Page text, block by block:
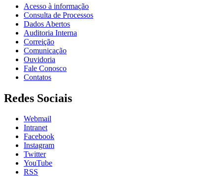
Acesso à informação
Consulta de Processos
Dados Abertos
Auditoria Interna
Correição
Comunicação
Ouvidoria
Fale Conosco
Contatos
Redes Sociais
Webmail
Intranet
Facebook
Instagram
Twitter
YouTube
RSS